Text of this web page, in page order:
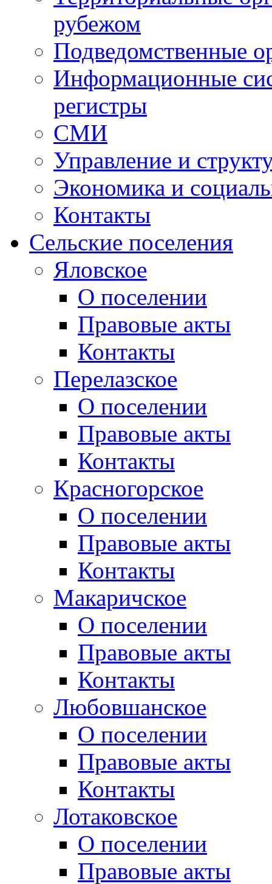
рубежом
Подведомственные
Информационные
регистры
СМИ
Управление и
Экономика и
Контакты
Сельские поселения
Яловское
О поселении
Правовые акты
Контакты
Перелазское
О поселении
Правовые акты
Контакты
Красногорское
О поселении
Правовые акты
Контакты
Макаричское
О поселении
Правовые акты
Контакты
Любовшанское
О поселении
Правовые акты
Контакты
Лотаковское
О поселении
Правовые акты